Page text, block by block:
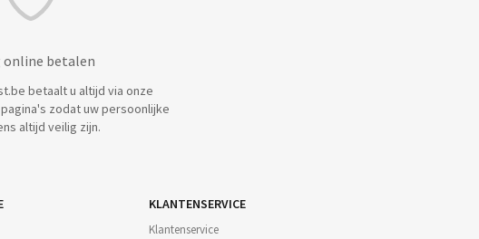
online betalen
betaalt u altijd via onze
zodat uw persoonlijke
altijd veilig zijn.
KLANTENSERVICE
Klantenservice